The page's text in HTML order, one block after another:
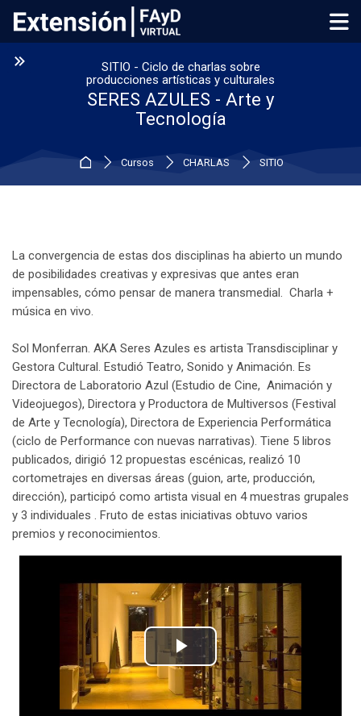
Skip to login form
Salta al contenido principal
SITIO - Ciclo de charlas sobre
producciones artísticas y culturales
SERES AZULES - Arte y
Tecnología
Página Principal
Cursos CHARLAS SITIO
La convergencia de estas dos disciplinas ha abierto un mundo
de posibilidades creativas y expresivas que antes eran
impensables, cómo pensar de manera transmedial. Charla +
música en vivo.
Sol Monferran. AKA Seres Azules es artista Transdisciplinar y
Gestora Cultural. Estudió Teatro, Sonido y Animación. Es
Directora de Laboratorio Azul (Estudio de Cine, Animación y
Videojuegos), Directora y Productora de Multiversos (Festival
de Arte y Tecnología), Directora de Experiencia Performática
(ciclo de Performance con nuevas narrativas). Tiene 5 libros
publicados, dirigió 12 propuestas escénicas, realizó 10
cortometrajes en diversas áreas (guion, arte, producción,
dirección), participó como artista visual en 4 muestras grupales
y 3 individuales . Fruto de estas iniciativas obtuvo varios
premios y reconocimientos.
Reproducir
Vídeo